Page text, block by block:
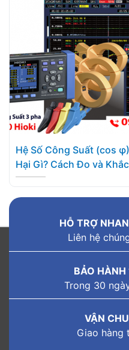
Hệ Số Công Suất (cos
Hại Gì? Cách Đo và
HỖ TRỢ
Liên hệ
BẢO HÀNH
Trong 30
VẬN
Giao hàng